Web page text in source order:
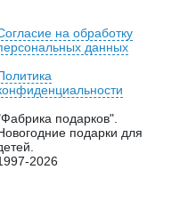
на обработку
данных
подарков".
подарки для
2026